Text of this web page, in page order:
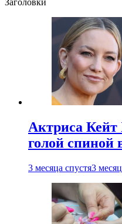
Заголовки
Актриса Кейт
голой
3 месяца спустя3